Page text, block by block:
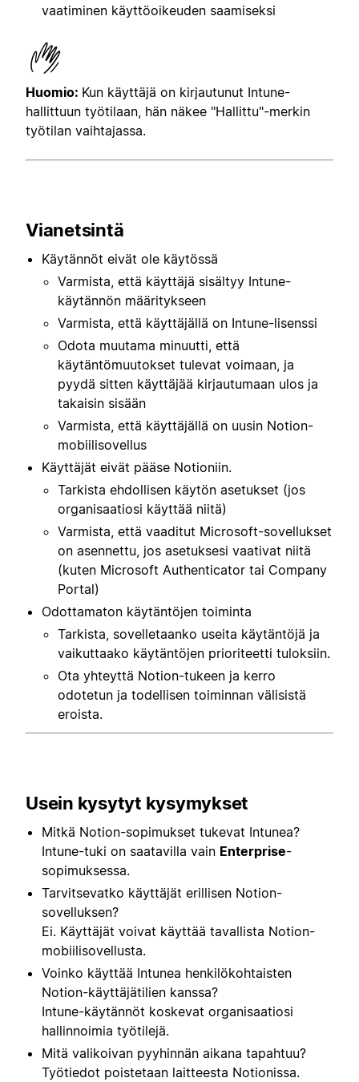
vaatiminen käyttöoikeuden saamiseksi
Huomio: Kun käyttäjä on kirjautunut Intune-
hallittuun työtilaan, hän näkee "Hallittu"-merkin
työtilan vaihtajassa.
Vianetsintä
Käytännöt eivät ole käytössä
Varmista, että käyttäjä sisältyy Intune-
käytännön määritykseen
Varmista, että käyttäjällä on Intune-lisenssi
Odota muutama minuutti, että
käytäntömuutokset tulevat voimaan, ja
pyydä sitten käyttäjää kirjautumaan ulos ja
takaisin sisään
Varmista, että käyttäjällä on uusin Notion-
mobiilisovellus
Käyttäjät eivät pääse Notioniin.
Tarkista ehdollisen käytön asetukset (jos
organisaatiosi käyttää niitä)
Varmista, että vaaditut Microsoft-sovellukset
on asennettu, jos asetuksesi vaativat niitä
(kuten Microsoft Authenticator tai Company
Portal)
Odottamaton käytäntöjen toiminta
Tarkista, sovelletaanko useita käytäntöjä ja
vaikuttaako käytäntöjen prioriteetti tuloksiin.
Ota yhteyttä Notion-tukeen ja kerro
odotetun ja todellisen toiminnan välisistä
eroista.
Usein kysytyt kysymykset
Mitkä Notion-sopimukset tukevat Intunea?
Intune-tuki on saatavilla vain Enterprise-
sopimuksessa.
Tarvitsevatko käyttäjät erillisen Notion-
sovelluksen?
Ei. Käyttäjät voivat käyttää tavallista Notion-
mobiilisovellusta.
Voinko käyttää Intunea henkilökohtaisten
Notion-käyttäjätilien kanssa?
Intune-käytännöt koskevat organisaatiosi
hallinnoimia työtilejä.
Mitä valikoivan pyyhinnän aikana tapahtuu?
Työtiedot poistetaan laitteesta Notionissa.